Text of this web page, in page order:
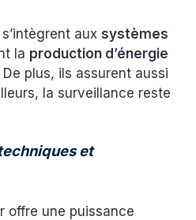
auxsystèmes
la production d’énergie
De plus, ils assurent aussi
la surveillance reste
et
offre une puissance